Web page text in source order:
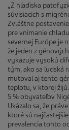
„Z hľadiska
súvisiacich s
Zvláštne
pre vnímanie
severnej Európe je
že jeden z
vykazuje vysokú
tým, ako sa ľudská
mutoval aj tento
teplotu, v ktorej
5 % obyvateľov
Ukázalo sa, že
ktoré sú
prevalencia tohto